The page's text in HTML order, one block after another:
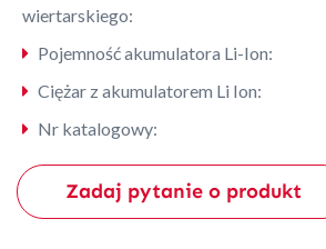
wiertarskiego:
Pojemność akumulatora Li-Ion:
Ciężar z akumulatorem Li Ion:
Nr katalogowy:
Zadaj pytanie o produkt